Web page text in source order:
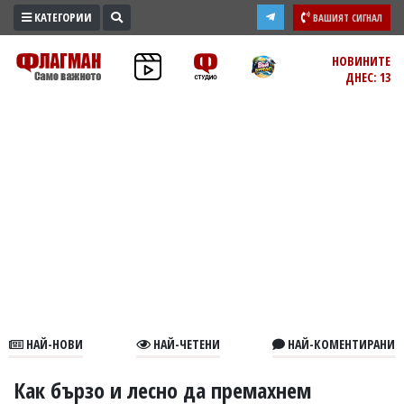
ПРОМО
ЗОНА
В
КАТЕГОРИИ ВАШИЯТ СИГНАЛ
НОВИНИТЕ
ДНЕС: 13
НАЙ-НОВИ НАЙ-ЧЕТЕНИ НАЙ-КОМЕНТИРАНИ
Как бързо и лесно да премахнем